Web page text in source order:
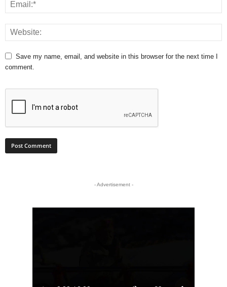
Save my name, email, and website in this browser for the next time I
comment.
- Advertisement -